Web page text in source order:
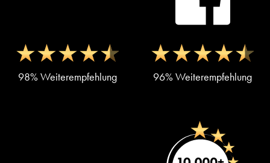
98% Weiterempfehlung 96% Weiterempfehlung